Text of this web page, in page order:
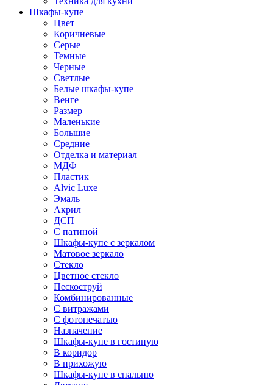
Шкафы-купе
Цвет
Коричневые
Серые
Темные
Черные
Светлые
Белые шкафы-купе
Венге
Размер
Маленькие
Большие
Средние
Отделка и материал
МДФ
Пластик
Alvic Luxe
Эмаль
Акрил
ДСП
С патиной
Шкафы-купе с зеркалом
Матовое зеркало
Стекло
Цветное стекло
Пескоструй
Комбинированные
С витражами
С фотопечатью
Назначение
Шкафы-купе в гостиную
В коридор
В прихожую
Шкафы-купе в спальню